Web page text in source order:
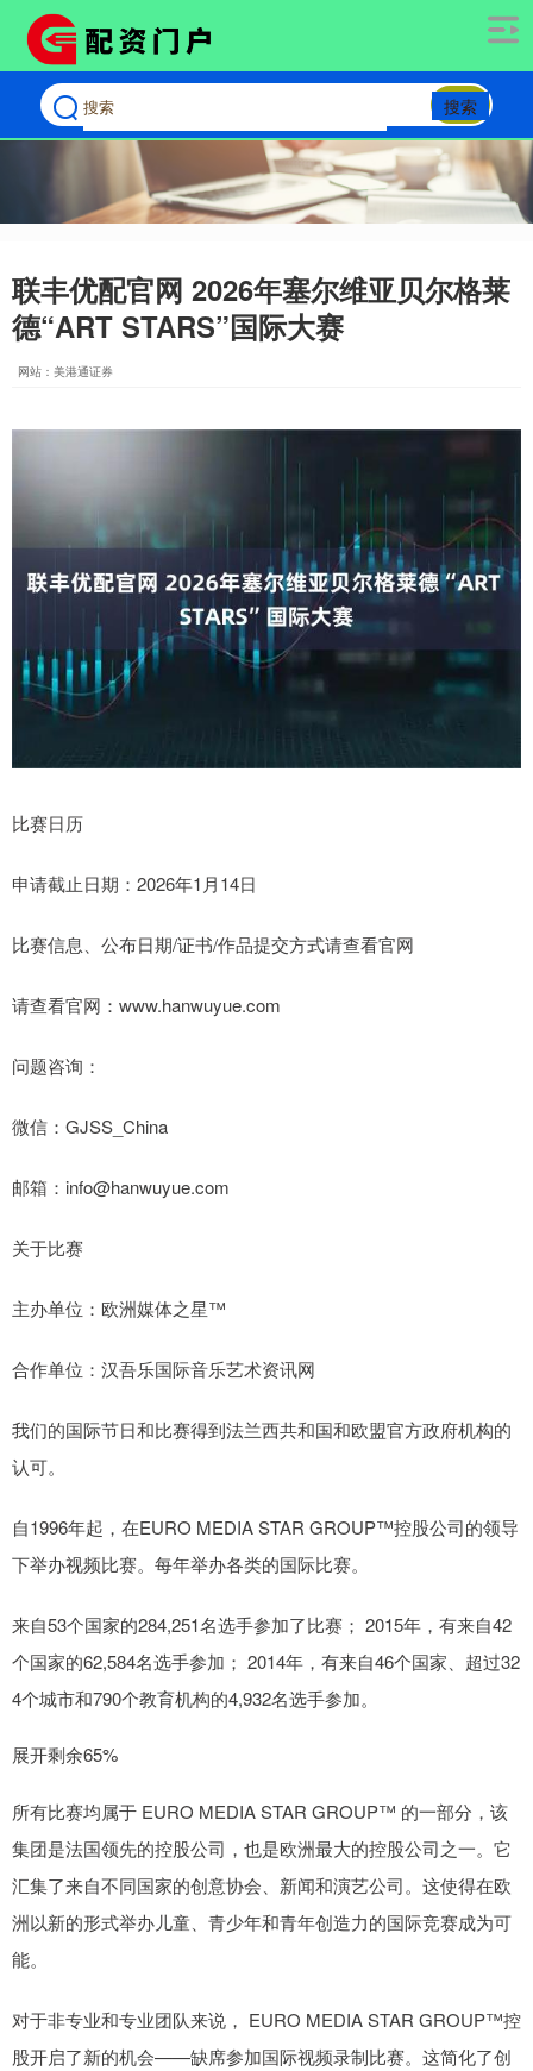
搜索
联丰优配官网 2026年塞尔维亚贝尔格莱
德“ART STARS”国际大赛
网站：美港通证券
比赛日历
申请截止日期：2026年1月14日
比赛信息、公布日期/证书/作品提交方式请查看官网
请查看官网：www.hanwuyue.com
问题咨询：
微信：GJSS_China
邮箱：info@hanwuyue.com
关于比赛
主办单位：欧洲媒体之星™️
合作单位：汉吾乐国际音乐艺术资讯网
我们的国际节日和比赛得到法兰西共和国和欧盟官方政府机构的
认可。
自1996年起，在EURO MEDIA STAR GROUP™控股公司的领导
下举办视频比赛。每年举办各类的国际比赛。
来自53个国家的284,251名选手参加了比赛； 2015年，有来自42
个国家的62,584名选手参加； 2014年，有来自46个国家、超过32
4个城市和790个教育机构的4,932名选手参加。
展开剩余65%
所有比赛均属于 EURO MEDIA STAR GROUP™ 的一部分，该
集团是法国领先的控股公司，也是欧洲最大的控股公司之一。它
汇集了来自不同国家的创意协会、新闻和演艺公司。这使得在欧
洲以新的形式举办儿童、青少年和青年创造力的国际竞赛成为可
能。
对于非专业和专业团队来说， EURO MEDIA STAR GROUP™控
股开启了新的机会——缺席参加国际视频录制比赛。这简化了创